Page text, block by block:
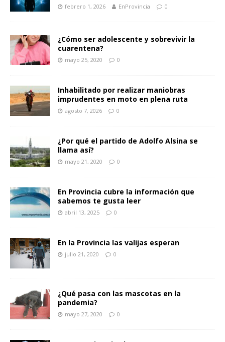
febrero 1, 2026 EnProvincia 0
¿Cómo ser adolescente y sobrevivir la
cuarentena?
mayo 25, 2020 0
Inhabilitado por realizar maniobras
imprudentes en moto en plena ruta
agosto 7, 2026 0
¿Por qué el partido de Adolfo Alsina se
llama así?
mayo 21, 2020 0
En Provincia cubre la información que
sabemos te gusta leer
abril 13, 2025 0
En la Provincia las valijas esperan
julio 21, 2020 0
¿Qué pasa con las mascotas en la
pandemia?
mayo 27, 2020 0